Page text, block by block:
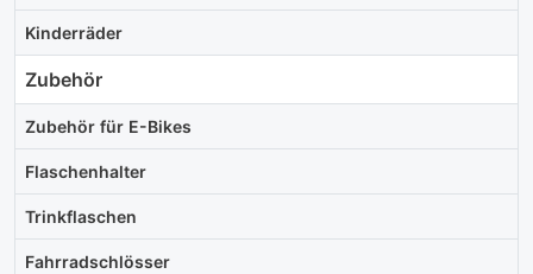
Kinderräder
Zubehör
Zubehör für E-Bikes
Flaschenhalter
Trinkflaschen
Fahrradschlösser